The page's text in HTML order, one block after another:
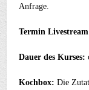
Anfrage.
Termin
Dauer des Kurses:
Kochbox: Die